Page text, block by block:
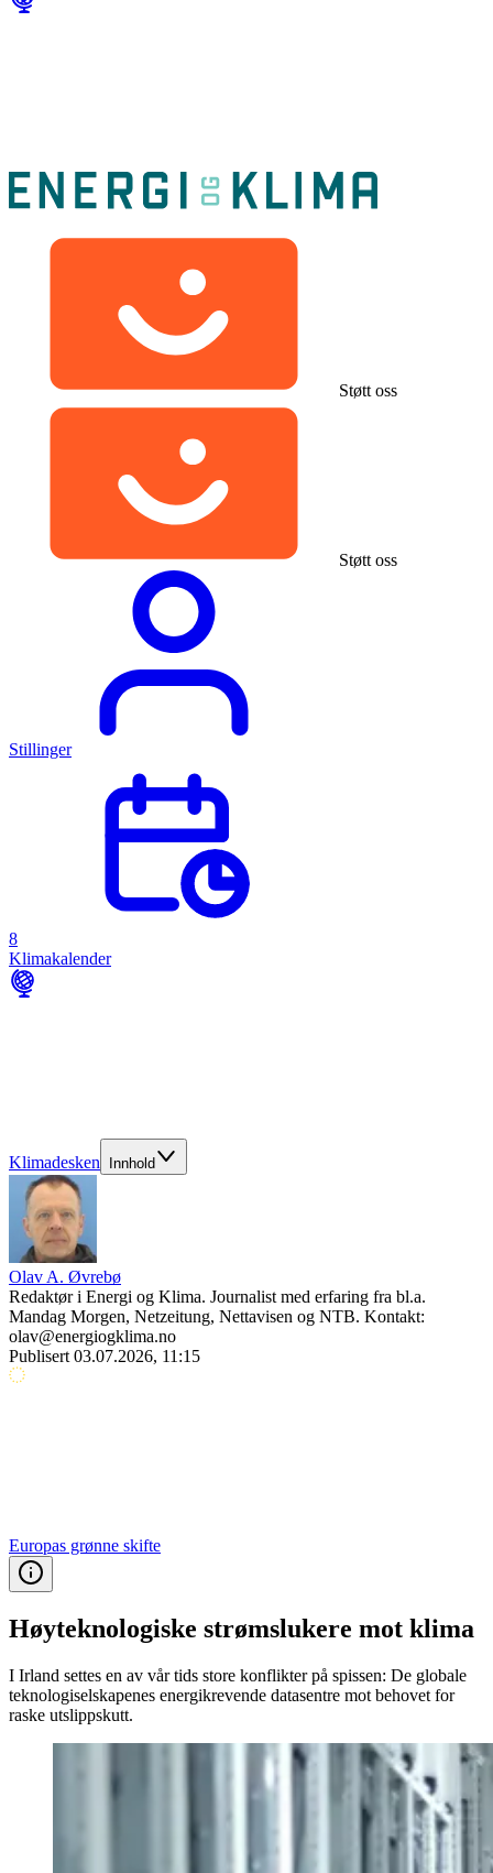
Støtt oss
Støtt oss
Stillinger
8
Klimakalender
Klimadesken Innhold
Olav A. Øvrebø
Redaktør i Energi og Klima. Journalist med erfaring fra bl.a.
Mandag Morgen, Netzeitung, Nettavisen og NTB. Kontakt:
olav@energiogklima.no
Publisert 03.07.2026, 11:15
Europas grønne skifte
Høy­teknologiske strømslukere mot klima
I Irland settes en av vår tids store konflikter på spissen: De globale
teknologiselskapenes energikrevende datasentre mot behovet for
raske utslippskutt.